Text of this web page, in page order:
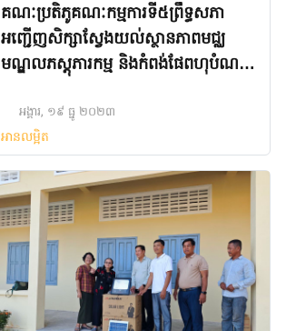
គណៈប្រតិភូគណៈកម្មការទី៥ព្រឹទ្ធសភា
អញ្ជើញសិក្សាស្វែងយល់ស្ថានភាពមជ្ឈ
មណ្ឌលភស្តុភារកម្ម និងកំពង់ផែពហុបំណង
ខេត្តកំពត
អង្គារ, ១៩ ធ្នូ ២០២៣
អានលម្អិត